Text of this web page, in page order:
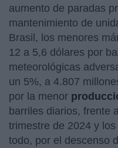
aumento de paradas
mantenimiento de
Brasil, los menores
12 a 5,6 dólares por
meteorológicas
un 5%, a 4.807
por la menor
barriles diarios, frente
trimestre de 2024 y
todo, por el descenso